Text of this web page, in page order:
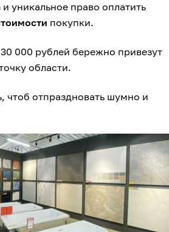
и уникальное право оплатить
покупки.
30 000 рублей бережно привезут
области.
чтоб отпраздновать шумно и